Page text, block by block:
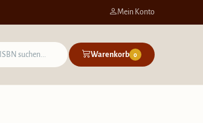
Mein Konto
Warenkorb 0